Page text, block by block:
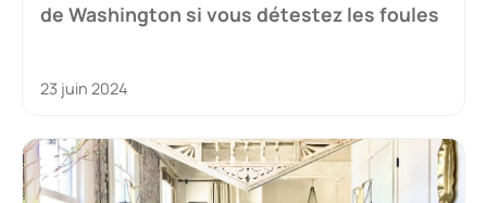
de Washington si vous détestez les foules
23 juin 2024